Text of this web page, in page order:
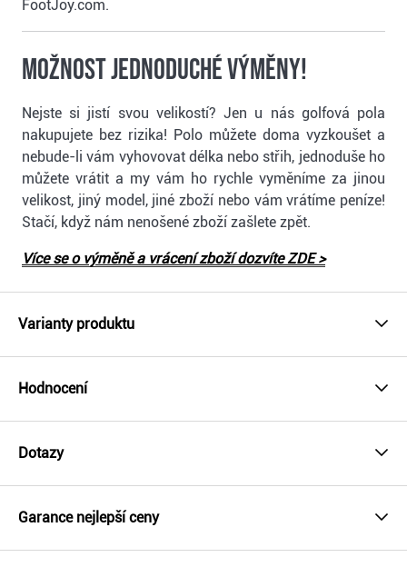
FootJoy.com.
Možnost jednoduché výměny!
Nejste si jistí svou velikostí? Jen u nás golfová pola
nakupujete bez rizika! Polo můžete doma vyzkoušet a
nebude-li vám vyhovovat délka nebo střih, jednoduše ho
můžete vrátit a my vám ho rychle vyměníme za jinou
velikost, jiný model, jiné zboží nebo vám vrátíme peníze!
Stačí, když nám nenošené zboží zašlete zpět.
Více se o výměně a vrácení zboží dozvíte ZDE >
Varianty produktu
Hodnocení
Dotazy
Garance nejlepší ceny